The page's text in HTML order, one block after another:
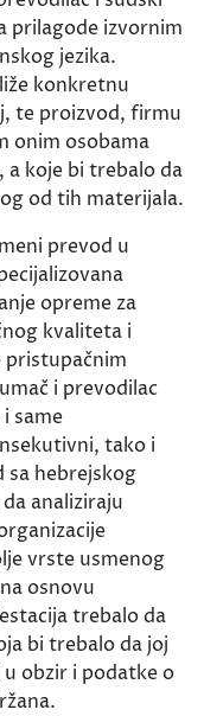
prilagode izvornim
jezika.
konkretnu
te proizvod, firmu
onim osobama
a koje bi trebalo da
od tih materijala.
prevod u
opreme za
kvaliteta i
pristupačnim
i prevodilac
same
tako i
sa hebrejskog
analiziraju
vrste usmenog
osnovu
trebalo da
bi trebalo da joj
obzir i podatke o